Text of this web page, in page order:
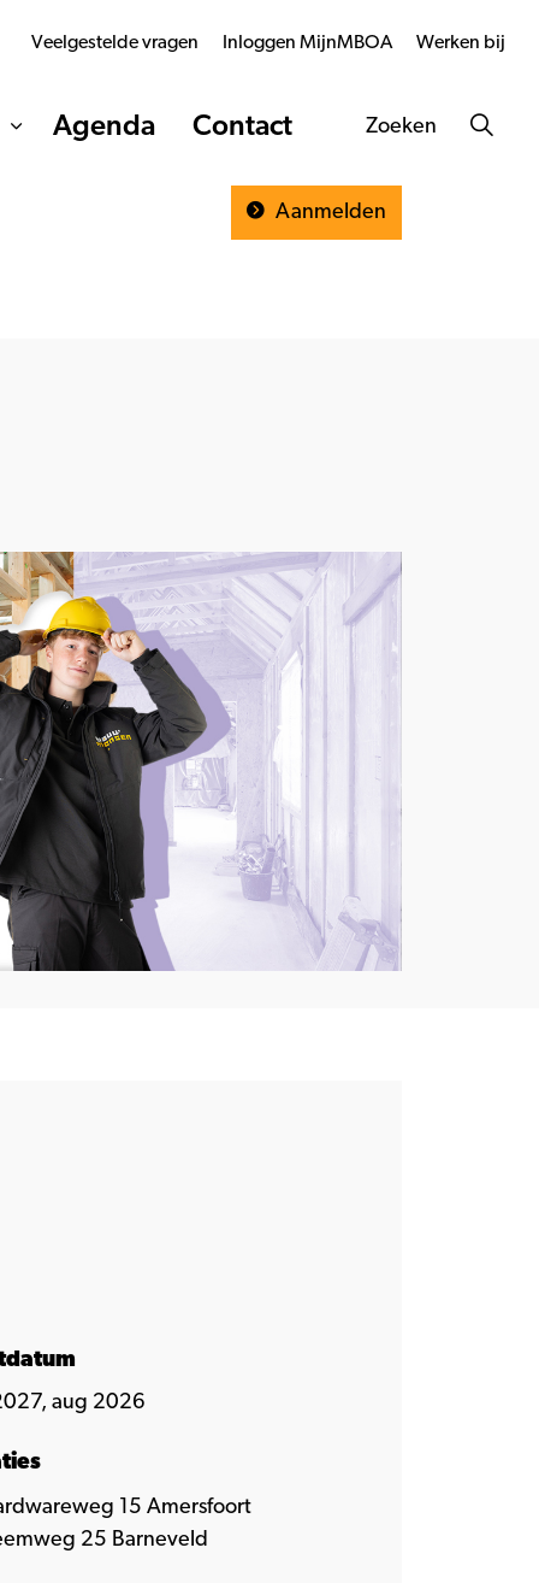
Agenda Contact
Veelgestelde vragen Inloggen MijnMBOA Werken bij
Zoeken
Aanmelden
aug 2026
15 Amersfoort
25 Barneveld